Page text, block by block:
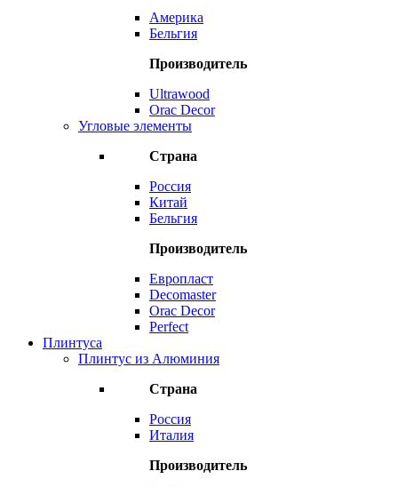
Америка
Бельгия
Производитель
Ultrawood
Orac Decor
Угловые элементы
Страна
Россия
Китай
Бельгия
Производитель
Европласт
Decomaster
Orac Decor
Perfect
Плинтуса
Плинтус из Алюминия
Страна
Россия
Италия
Производитель